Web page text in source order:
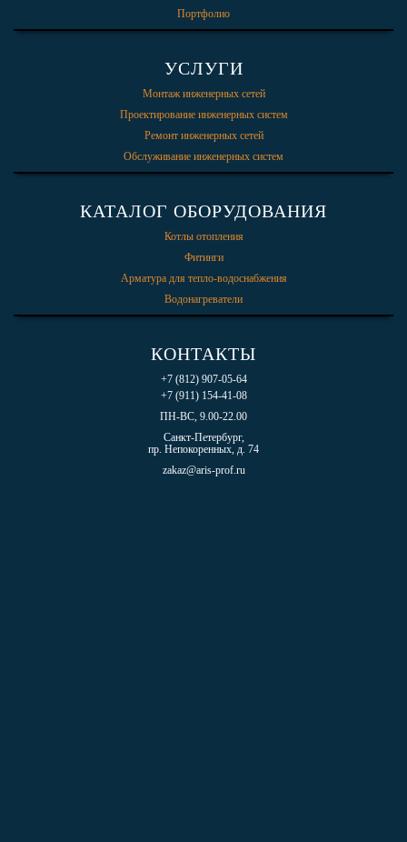
Портфолио
УСЛУГИ
Монтаж инженерных сетей
Проектирование инженерных систем
Ремонт инженерных сетей
Обслуживание инженерных систем
КАТАЛОГ ОБОРУДОВАНИЯ
Котлы отопления
Фитинги
Арматура для тепло-водоснабжения
Водонагреватели
КОНТАКТЫ
+7 (812) 907-05-64
+7 (911) 154-41-08
ПН-ВС, 9.00-22.00
Санкт-Петербург,
пр. Непокоренных, д. 74
zakaz@aris-prof.ru